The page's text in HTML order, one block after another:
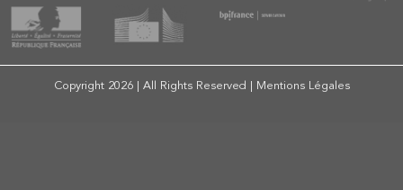
Copyright 2026 | All Rights Reserved | Mentions Légales